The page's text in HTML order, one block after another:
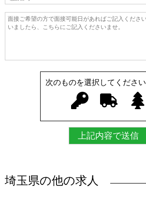
次のものを選択してください
埼玉県の他の求人